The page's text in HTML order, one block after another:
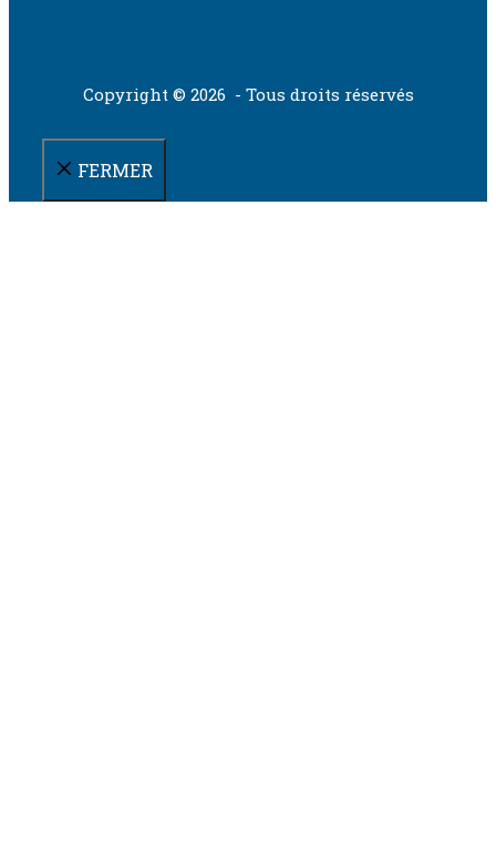
Copyright © 2026 - Tous droits réservés
FERMER